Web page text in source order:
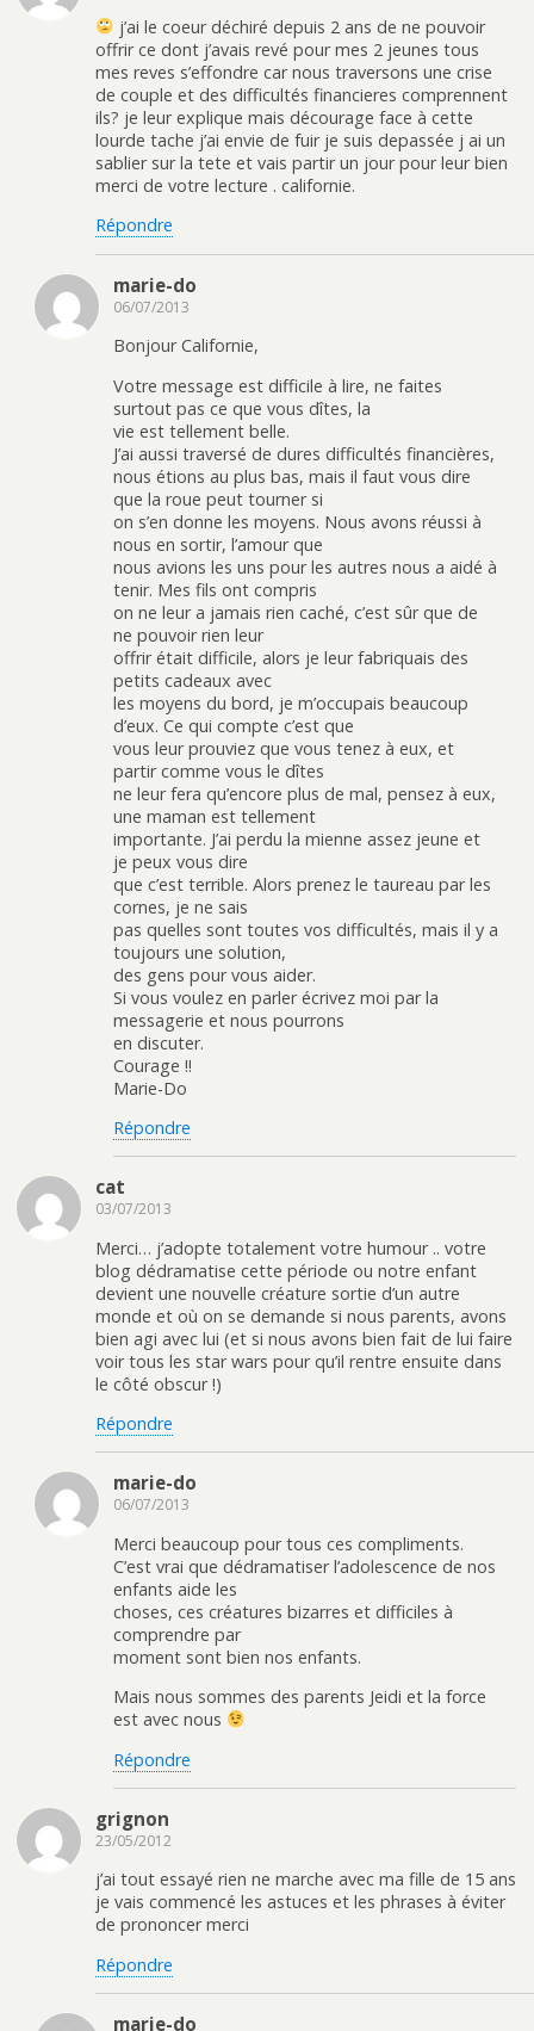
j’ai le coeur déchiré depuis 2 ans de ne pouvoir
offrir ce dont j’avais revé pour mes 2 jeunes tous
mes reves s’effondre car nous traversons une crise
de couple et des difficultés financieres comprennent
ils? je leur explique mais décourage face à cette
lourde tache j’ai envie de fuir je suis depassée j ai un
sablier sur la tete et vais partir un jour pour leur bien
merci de votre lecture . californie.
Répondre
marie-do
06/07/2013
Bonjour Californie,
Votre message est difficile à lire, ne faites
surtout pas ce que vous dîtes, la
vie est tellement belle.
J’ai aussi traversé de dures difficultés financières,
nous étions au plus bas, mais il faut vous dire
que la roue peut tourner si
on s’en donne les moyens. Nous avons réussi à
nous en sortir, l’amour que
nous avions les uns pour les autres nous a aidé à
tenir. Mes fils ont compris
on ne leur a jamais rien caché, c’est sûr que de
ne pouvoir rien leur
offrir était difficile, alors je leur fabriquais des
petits cadeaux avec
les moyens du bord, je m’occupais beaucoup
d’eux. Ce qui compte c’est que
vous leur prouviez que vous tenez à eux, et
partir comme vous le dîtes
ne leur fera qu’encore plus de mal, pensez à eux,
une maman est tellement
importante. J’ai perdu la mienne assez jeune et
je peux vous dire
que c’est terrible. Alors prenez le taureau par les
cornes, je ne sais
pas quelles sont toutes vos difficultés, mais il y a
toujours une solution,
des gens pour vous aider.
Si vous voulez en parler écrivez moi par la
messagerie et nous pourrons
en discuter.
Courage !!
Marie-Do
Répondre
cat
03/07/2013
Merci… j’adopte totalement votre humour .. votre
blog dédramatise cette période ou notre enfant
devient une nouvelle créature sortie d’un autre
monde et où on se demande si nous parents, avons
bien agi avec lui (et si nous avons bien fait de lui faire
voir tous les star wars pour qu’il rentre ensuite dans
le côté obscur !)
Répondre
marie-do
06/07/2013
Merci beaucoup pour tous ces compliments.
C’est vrai que dédramatiser l’adolescence de nos
enfants aide les
choses, ces créatures bizarres et difficiles à
comprendre par
moment sont bien nos enfants.
Mais nous sommes des parents Jeidi et la force
est avec nous
Répondre
grignon
23/05/2012
j’ai tout essayé rien ne marche avec ma fille de 15 ans
je vais commencé les astuces et les phrases à éviter
de prononcer merci
Répondre
marie-do